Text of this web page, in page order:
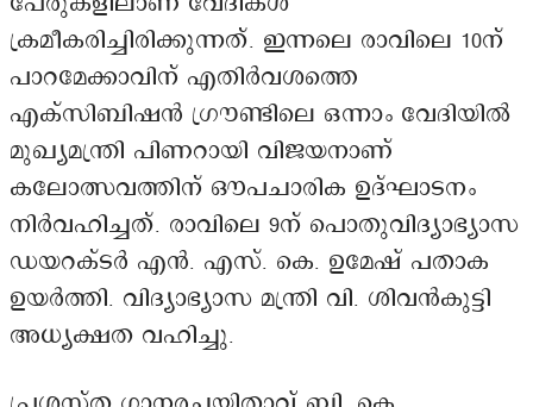
ക്രമീകരിച്ചിരിക്കുന്നത്. ഇന്നലെ രാവിലെ 10ന്
പാറമേക്കാവിന് എതിർവശത്തെ
എക്സിബിഷൻ ഗ്രൗണ്ടിലെ ഒന്നാം വേദിയിൽ
മുഖ്യമന്ത്രി പിണറായി വിജയനാണ്
കലോത്സവത്തിന് ഔപചാരിക ഉദ്ഘാടനം
നിർവഹിച്ചത്. രാവിലെ 9ന് പൊതുവിദ്യാഭ്യാസ
ഡയറക്ടർ എൻ. എസ്. കെ. ഉമേഷ് പതാക
ഉയർത്തി. വിദ്യാഭ്യാസ മന്ത്രി വി. ശിവൻകുട്ടി
അധ്യക്ഷത വഹിച്ചു.